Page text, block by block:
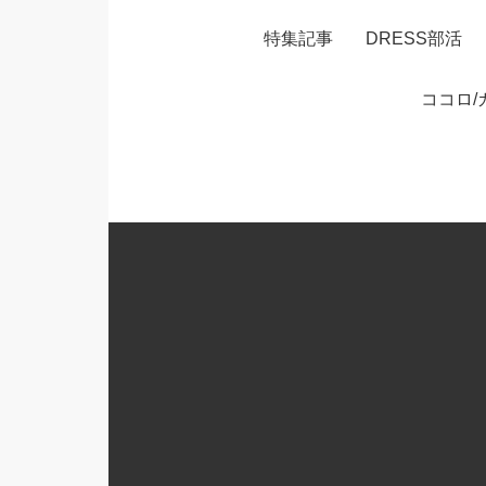
特集記事 DRESS部活
ココロ/